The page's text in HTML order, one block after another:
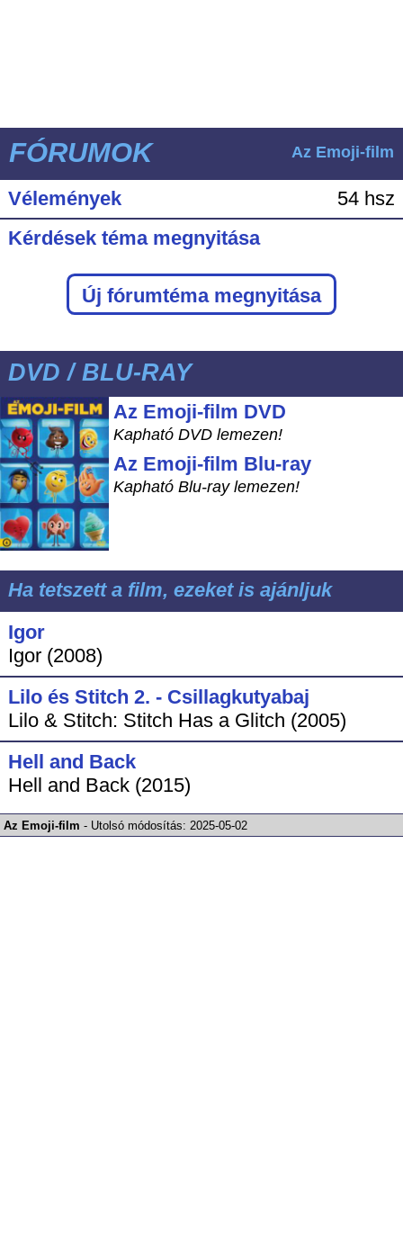
FÓRUMOK Az Emoji-film
Vélemények
54 hsz
Kérdések téma megnyitása
Új fórumtéma megnyitása
DVD / BLU-RAY
Az Emoji-film DVD
Kapható DVD lemezen!
Az Emoji-film Blu-ray
Kapható Blu-ray lemezen!
Ha tetszett a film, ezeket is ajánljuk
Igor
Igor (2008)
Lilo és Stitch 2. - Csillagkutyabaj
Lilo & Stitch: Stitch Has a Glitch (2005)
Hell and Back
Hell and Back (2015)
Az Emoji-film - Utolsó módosítás: 2025-05-02